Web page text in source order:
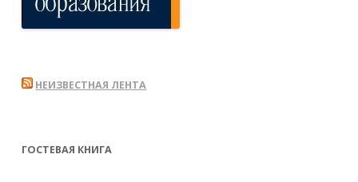
НЕИЗВЕСТНАЯ ЛЕНТА
ГОСТЕВАЯ КНИГА